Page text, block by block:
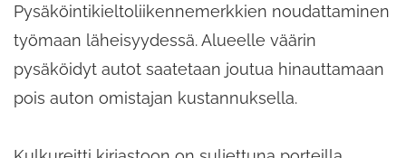
Pysäköintikieltoliikennemerkkien noudattaminen
työmaan läheisyydessä. Alueelle väärin
pysäköidyt autot saatetaan joutua hinauttamaan
pois auton omistajan kustannuksella.